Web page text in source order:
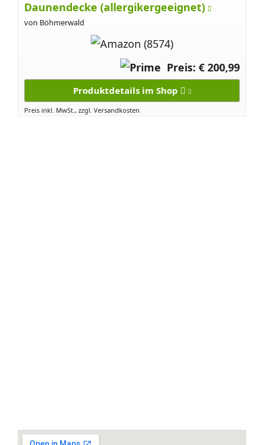
Daunendecke (allergikergeeignet)
von Böhmerwald
Preis: € 200,99
Produktdetails im Shop
Preis inkl. MwSt., zzgl. Versandkosten